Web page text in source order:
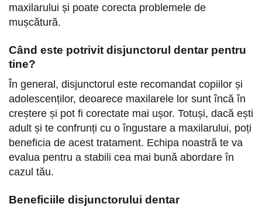
maxilarului și poate corecta problemele de
mușcătură.
Când este potrivit disjunctorul dentar pentru
tine?
În general, disjunctorul este recomandat copiilor și
adolescenților, deoarece maxilarele lor sunt încă în
creștere și pot fi corectate mai ușor. Totuși, dacă ești
adult și te confrunți cu o îngustare a maxilarului, poți
beneficia de acest tratament. Echipa noastră te va
evalua pentru a stabili cea mai bună abordare în
cazul tău.
Beneficiile disjunctorului dentar